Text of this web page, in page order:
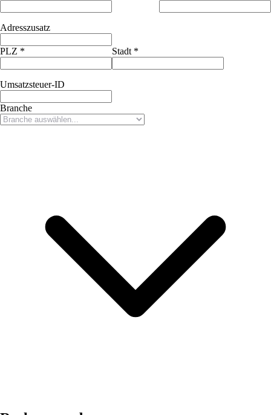
Adresszusatz
PLZ * Stadt *
Umsatzsteuer-ID
Branche